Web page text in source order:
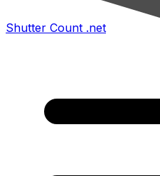
Shutter Count .net